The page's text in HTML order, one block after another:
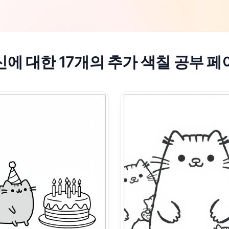
에 대한 17개의 추가 색칠 공부 페